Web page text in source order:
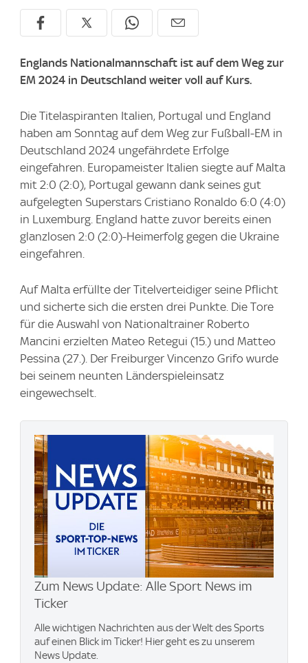
Englands Nationalmannschaft ist auf dem Weg zur
EM 2024 in Deutschland weiter voll auf Kurs.
Die Titelaspiranten Italien, Portugal und England
haben am Sonntag auf dem Weg zur Fußball-EM in
Deutschland 2024 ungefährdete Erfolge
eingefahren. Europameister Italien siegte auf Malta
mit 2:0 (2:0), Portugal gewann dank seines gut
aufgelegten Superstars Cristiano Ronaldo 6:0 (4:0)
in Luxemburg. England hatte zuvor bereits einen
glanzlosen 2:0 (2:0)-Heimerfolg gegen die Ukraine
eingefahren.
Auf Malta erfüllte der Titelverteidiger seine Pflicht
und sicherte sich die ersten drei Punkte. Die Tore
für die Auswahl von Nationaltrainer Roberto
Mancini erzielten Mateo Retegui (15.) und Matteo
Pessina (27.). Der Freiburger Vincenzo Grifo wurde
bei seinem neunten Länderspieleinsatz
eingewechselt.
Zum News Update: Alle Sport News im
Ticker
Alle wichtigen Nachrichten aus der Welt des Sports
auf einen Blick im Ticker! Hier geht es zu unserem
News Update.